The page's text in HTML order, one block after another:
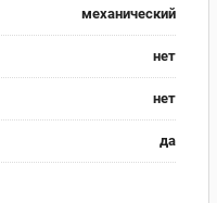
механический
нет
нет
да